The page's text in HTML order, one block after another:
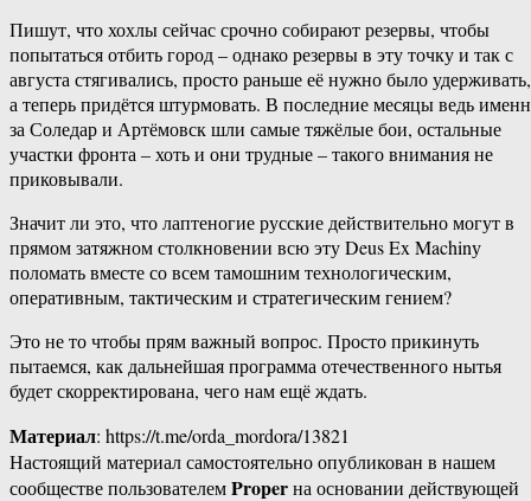
Пишут, что хохлы сейчас срочно собирают резервы, чтобы
попытаться отбить город – однако резервы в эту точку и так с
августа стягивались, просто раньше её нужно было удерживать,
а теперь придётся штурмовать. В последние месяцы ведь
за Соледар и Артёмовск шли самые тяжёлые бои, остальные
участки фронта – хоть и они трудные – такого внимания не
приковывали.
Значит ли это, что лаптеногие русские действительно могут в
прямом затяжном столкновении всю эту Deus Ex Machinу
поломать вместе со всем тамошним технологическим,
оперативным, тактическим и стратегическим гением?
Это не то чтобы прям важный вопрос. Просто прикинуть
пытаемся, как дальнейшая программа отечественного нытья
будет скорректирована, чего нам ещё ждать.
Материал: https://t.me/orda_mordora/13821
Настоящий материал самостоятельно опубликован в нашем
сообществе пользователемProperна основании действующей